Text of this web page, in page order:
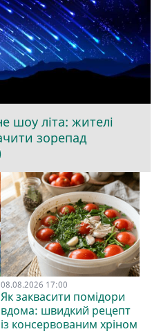
шоу літа: жителі
зорепад
08.08.2026 17:00
Як заквасити помідори
вдома: швидкий рецепт
із консервованим хріном